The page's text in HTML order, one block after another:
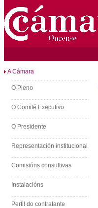
A Cámara
O Pleno
O Comité Executivo
O Presidente
Representación institucional
Comisións consultivas
Instalacións
Perfil do contratante